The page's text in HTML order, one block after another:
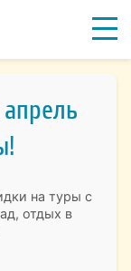
на туры с
отдых в